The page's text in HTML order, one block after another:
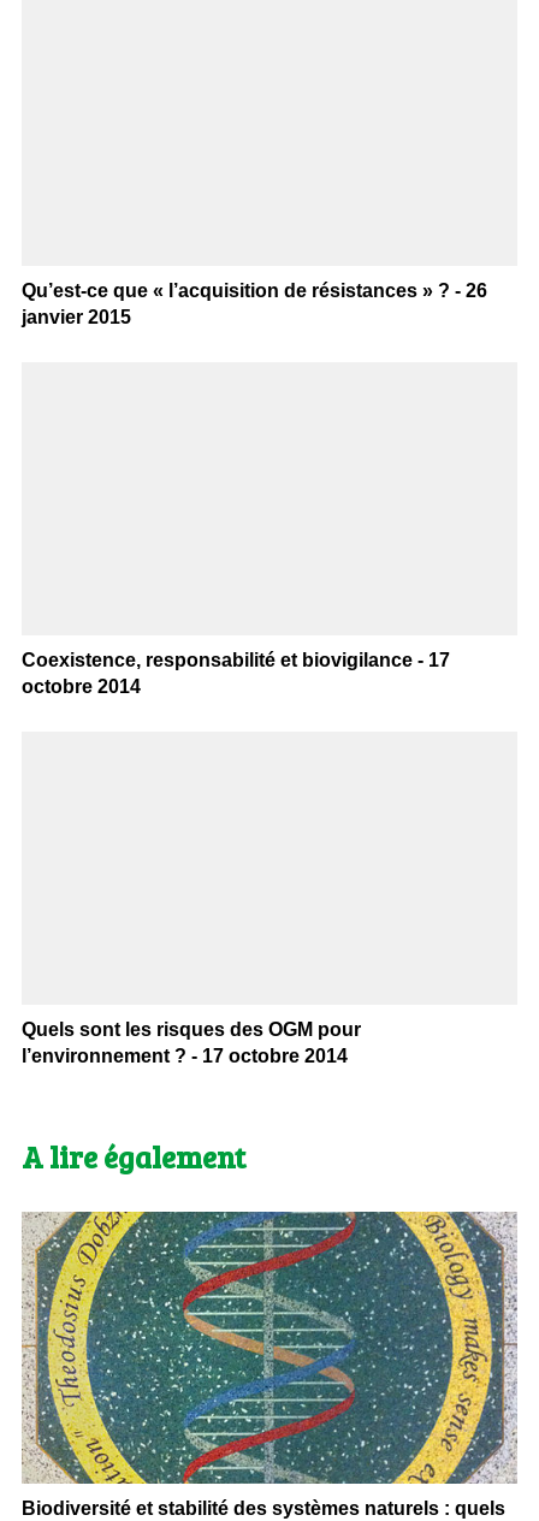
Qu’est-ce que « l’acquisition de résistances » ? - 26
janvier 2015
Coexistence, responsabilité et biovigilance - 17
octobre 2014
Quels sont les risques des OGM pour
l’environnement ? - 17 octobre 2014
A lire également
Biodiversité et stabilité des systèmes naturels : quels